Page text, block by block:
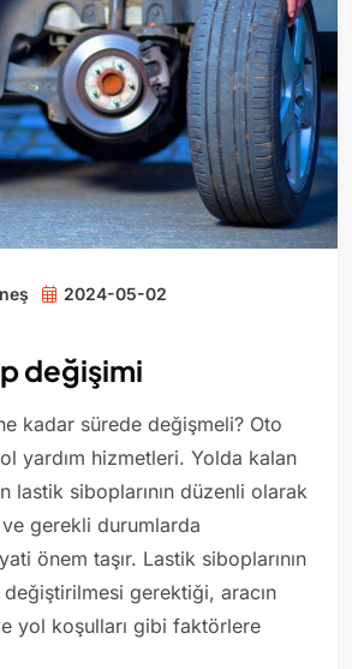
2024-05-02
değişimi
kadar sürede değişmeli? Oto
yardım hizmetleri. Yolda kalan
lastik siboplarının düzenli olarak
gerekli durumlarda
önem taşır. Lastik siboplarının
gerektiği, aracın
yol koşulları gibi faktörlere